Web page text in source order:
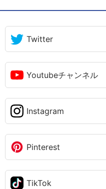
Twitter
Youtubeチャンネル
Instagram
Pinterest
TikTok